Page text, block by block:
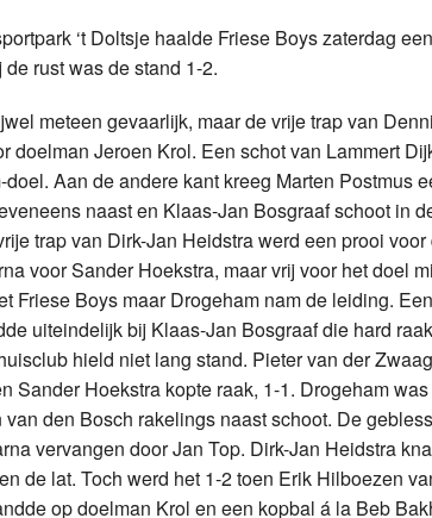
‘t Doltsje haalde Friese Boys zaterdag
rust was de stand 1-2.
meteen gevaarlijk, maar de vrije trap van
doelman Jeroen Krol. Een schot van Lammert
Aan de andere kant kreeg Marten Postmus
naast en Klaas-Jan Bosgraaf schoot in
trap van Dirk-Jan Heidstra werd een prooi
voor Sander Hoekstra, maar vrij voor het doel
Friese Boys maar Drogeham nam de leiding.
uiteindelijk bij Klaas-Jan Bosgraaf die hard
hield niet lang stand. Pieter van der
Sander Hoekstra kopte raak, 1-1. Drogeham
den Bosch rakelings naast schoot. De
vervangen door Jan Top. Dirk-Jan Heidstra
de lat. Toch werd het 1-2 toen Erik Hilboezen
op doelman Krol en een kopbal á la Beb